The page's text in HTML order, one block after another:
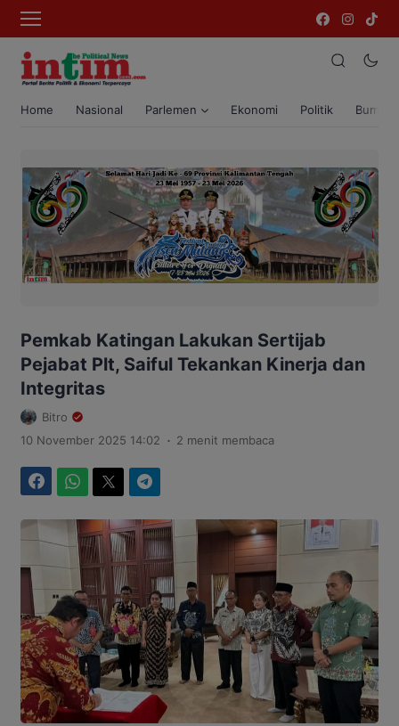
Home Nasional Parlemen Ekonomi Politik Bumi
Pemkab Katingan Lakukan Sertijab
Pejabat Plt, Saiful Tekankan Kinerja dan
Integritas
Bitro
10 November 2025 14:02 . 2 menit membaca